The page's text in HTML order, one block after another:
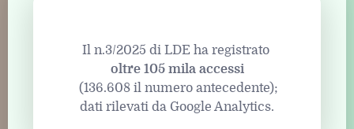
Il n.3/2025 di LDE ha registrato
oltre 105 mila accessi
(136.608 il numero antecedente);
dati rilevati da Google Analytics.